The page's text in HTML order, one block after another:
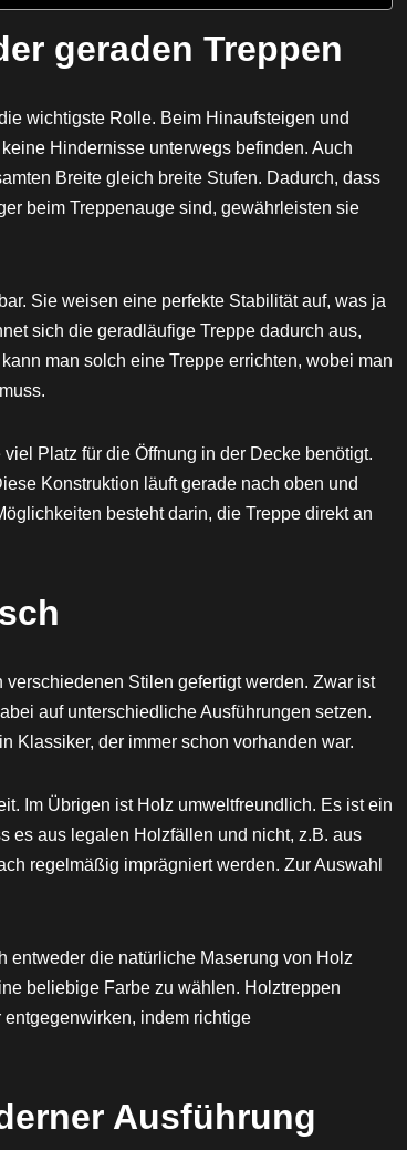
geraden Treppen
wichtigste Rolle. Beim Hinaufsteigen und
Hindernisse unterwegs befinden. Auch
Breite gleich breite Stufen. Dadurch, dass
beim Treppenauge sind, gewährleisten sie
Sie weisen eine perfekte Stabilität auf, was ja
sich die geradläufige Treppe dadurch aus,
man solch eine Treppe errichten, wobei man
Platz für die Öffnung in der Decke benötigt.
Konstruktion läuft gerade nach oben und
besteht darin, die Treppe direkt an
Stilen gefertigt werden. Zwar ist
auf unterschiedliche Ausführungen setzen.
Klassiker, der immer schon vorhanden war.
Im Übrigen ist Holz umweltfreundlich. Es ist ein
es aus legalen Holzfällen und nicht, z.B. aus
regelmäßig imprägniert werden. Zur Auswahl
entweder die natürliche Maserung von Holz
beliebige Farbe zu wählen. Holztreppen
indem richtige
Ausführung